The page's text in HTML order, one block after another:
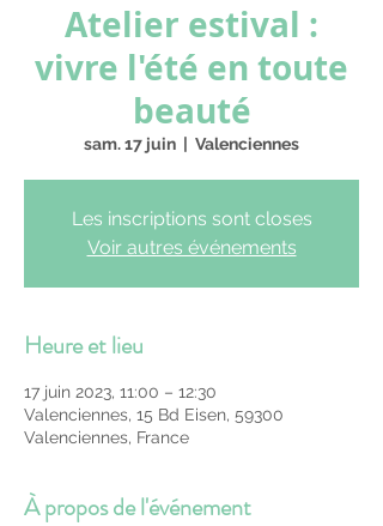
Atelier estival :
vivre l'été en toute
beauté
sam. 17 juin
  |
Valenciennes
Les inscriptions sont closes
Voir autres événements
Heure et lieu
17 juin 2023, 11:00 – 12:30
Valenciennes, 15 Bd Eisen, 59300
Valenciennes, France
À propos de l'événement